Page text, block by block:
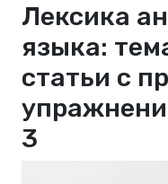
Лексика
языка:
статьи с
3